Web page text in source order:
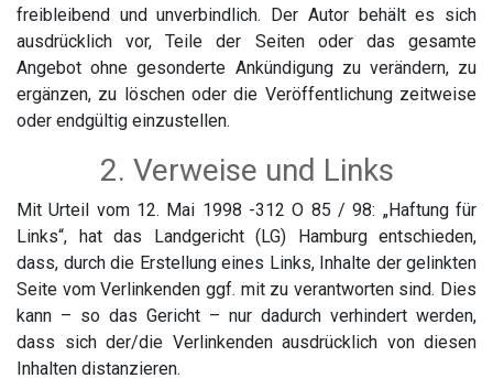
freibleibend und unverbindlich. Der Autor behält es sich
ausdrücklich vor, Teile der Seiten oder das gesamte
Angebot ohne gesonderte Ankündigung zu verändern, zu
ergänzen, zu löschen oder die Veröffentlichung zeitweise
oder endgültig einzustellen.
2. Verweise und Links
Mit Urteil vom 12. Mai 1998 -312 O 85 / 98: „Haftung für
Links“, hat das Landgericht (LG) Hamburg entschieden,
dass, durch die Erstellung eines Links, Inhalte der gelinkten
Seite vom Verlinkenden ggf. mit zu verantworten sind. Dies
kann – so das Gericht – nur dadurch verhindert werden,
dass sich der/die Verlinkenden ausdrücklich von diesen
Inhalten distanzieren.